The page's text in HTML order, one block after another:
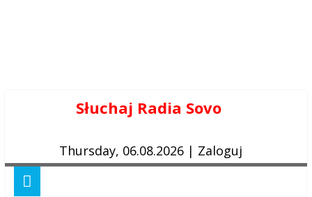
Słuchaj Radia Sovo
Thursday, 06.08.2026 | Zaloguj